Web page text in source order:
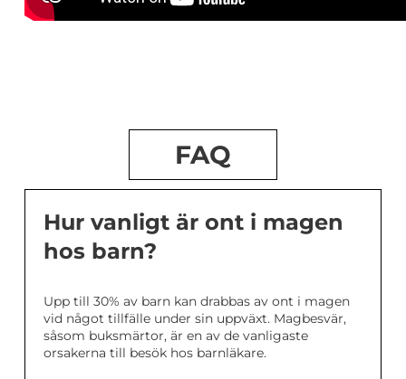
FAQ
Hur vanligt är ont i magen
hos barn?
Upp till 30% av barn kan drabbas av ont i magen
vid något tillfälle under sin uppväxt. Magbesvär,
såsom buksmärtor, är en av de vanligaste
orsakerna till besök hos barnläkare.